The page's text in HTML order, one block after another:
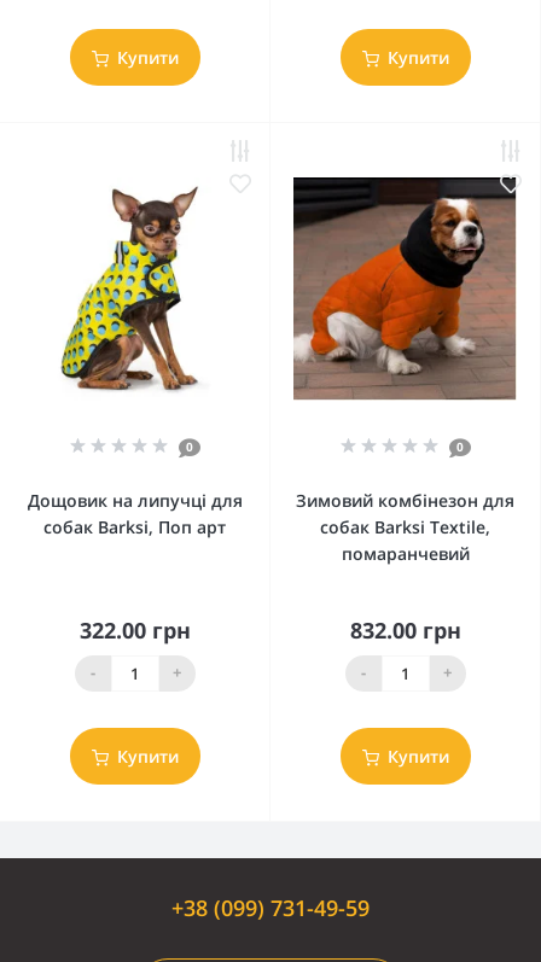
Купити Купити
0
Дощовик на липучці для
собак Barksi, Поп арт
322.00 грн
- +
Купити
0
Зимовий комбінезон для
собак Barksi Textile,
помаранчевий
832.00 грн
- +
Купити
+38 (099) 731-49-59